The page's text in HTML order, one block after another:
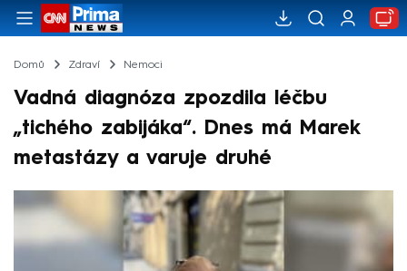
Domů Zdraví Nemoci
Vadná diagnóza zpozdila léčbu
„tichého zabijáka“. Dnes má Marek
metastázy a varuje druhé